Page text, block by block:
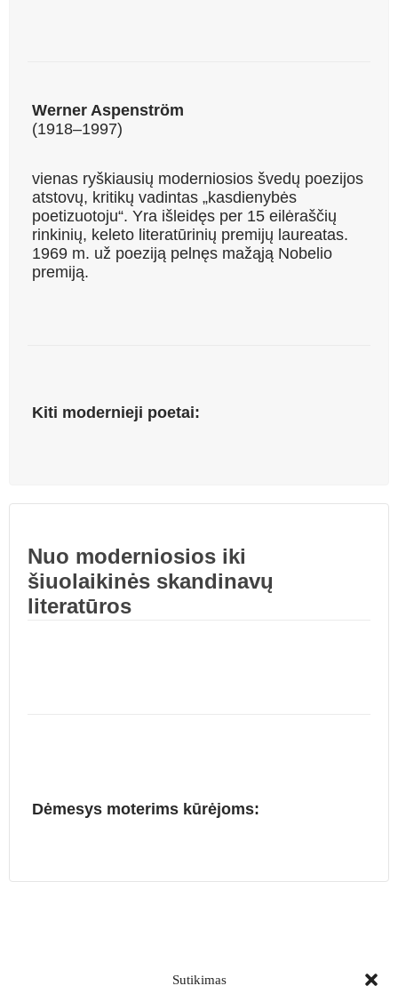
Sutikimas
Werner Aspenström
(1918–1997)
vienas ryškiausių moderniosios švedų poezijos
atstovų, kritikų vadintas „kasdieny­bės
poetizuotoju“. Yra išleidęs per 15 eilėraščių
rinkinių, keleto literatūrinių premijų laureatas.
1969 m. už poeziją pelnęs mažąją Nobelio
premiją.
Kiti modernieji poetai:
Nuo moderniosios iki
šiuolaikinės skandinavų
literatūros
Dėmesys moterims kūrėjoms: